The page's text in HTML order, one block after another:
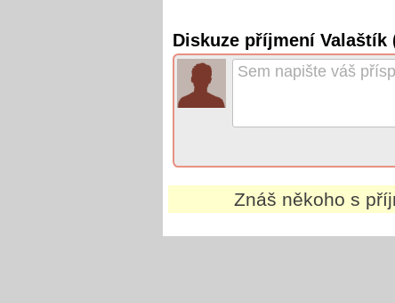
Diskuze příjmení Valaštík
Znáš někoho s